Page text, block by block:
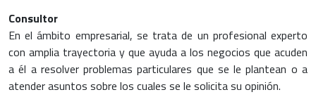
Consultor
En el ámbito empresarial, se trata de un profesional experto
con amplia trayectoria y que ayuda a los negocios que acuden
a él a resolver problemas particulares que se le plantean o a
atender asuntos sobre los cuales se le solicita su opinión.